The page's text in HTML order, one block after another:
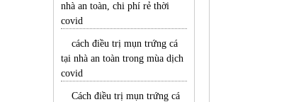
nhà an toàn, chi phí rẻ thời
covid
cách điều trị mụn trứng cá
tại nhà an toàn trong mùa dịch
covid
Cách điều trị mụn trứng cá